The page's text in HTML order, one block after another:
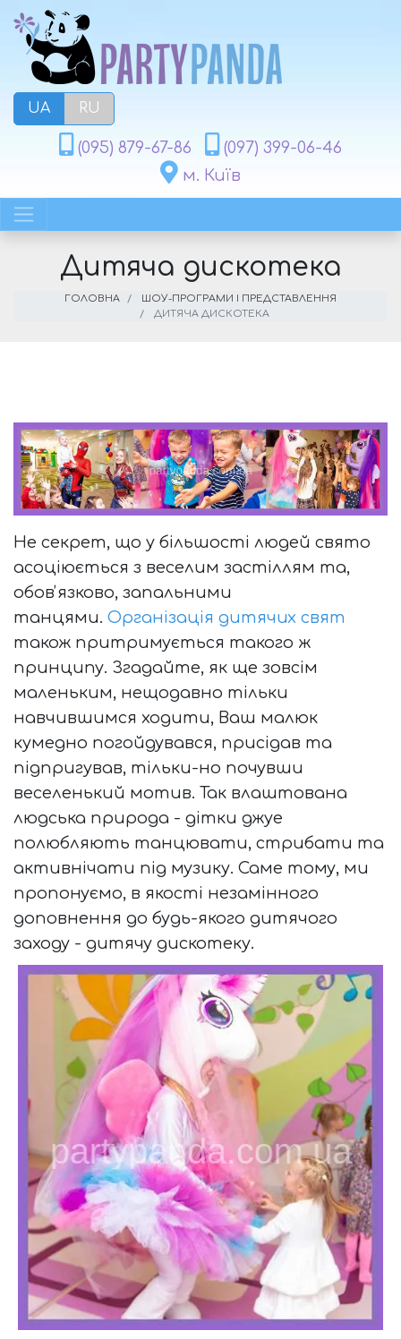
UA RU
(095) 879-67-86
(097) 399-06-46
м. Київ
Дитяча дискотека
ГОЛОВНА
ШОУ-ПРОГРАМИ І ПРЕДСТАВЛЕННЯ
ДИТЯЧА ДИСКОТЕКА
Не секрет, що у більшості людей свято
асоціюється з веселим застіллям та,
обовʼязково, запальними
танцями. Організація дитячих свят
також притримується такого ж
принципу. Згадайте, як ще зовсім
маленьким, нещодавно тільки
навчившимся ходити, Ваш малюк
кумедно погойдувався, присідав та
підпригував, тільки-но почувши
веселенький мотив. Так влаштована
людська природа - дітки джуе
полюбляють танцювати, стрибати та
активнічати під музику. Саме тому, ми
пропонуємо, в якості незамінного
доповнення до будь-якого дитячого
заходу - дитячу дискотеку.